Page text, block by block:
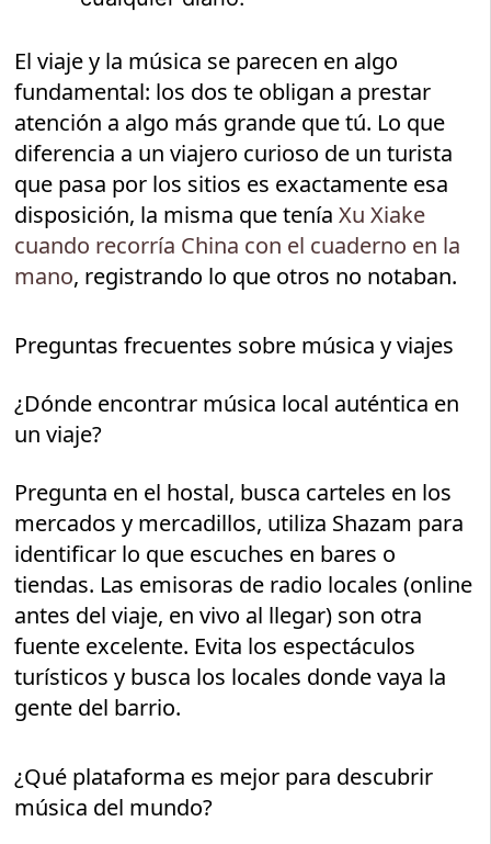
El viaje y la música se parecen en algo
fundamental: los dos te obligan a prestar
atención a algo más grande que tú. Lo que
diferencia a un viajero curioso de un turista
que pasa por los sitios es exactamente esa
disposición, la misma que teníaXu Xiake
cuando recorría China con el cuaderno en la
mano, registrando lo que otros no notaban.
Preguntas frecuentes sobre música y viajes
¿Dónde encontrar música local auténtica en
un viaje?
Pregunta en el hostal, busca carteles en los
mercados y mercadillos, utiliza Shazam para
identificar lo que escuches en bares o
tiendas. Las emisoras de radio locales (online
antes del viaje, en vivo al llegar) son otra
fuente excelente. Evita los espectáculos
turísticos y busca los locales donde vaya la
gente del barrio.
¿Qué plataforma es mejor para descubrir
música del mundo?